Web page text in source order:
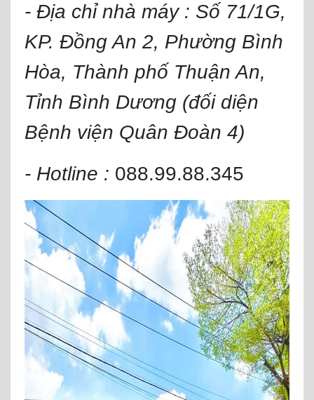
- Địa chỉ nhà máy : Số 71/1G,
KP. Đồng An 2, Phường Bình
Hòa, Thành phố Thuận An,
Tỉnh Bình Dương (đối diện
Bệnh viện Quân Đoàn 4)
- Hotline : 088.99.88.345